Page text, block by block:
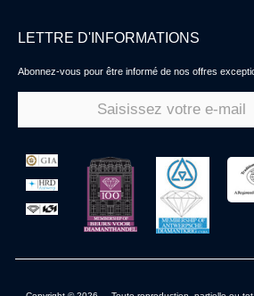
LETTRE D'INFORMATIONS
Abonnez-vous pour être informé de nos offres